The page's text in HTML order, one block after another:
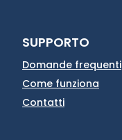
SUPPORTO
Domande frequenti
Come funziona
Contatti